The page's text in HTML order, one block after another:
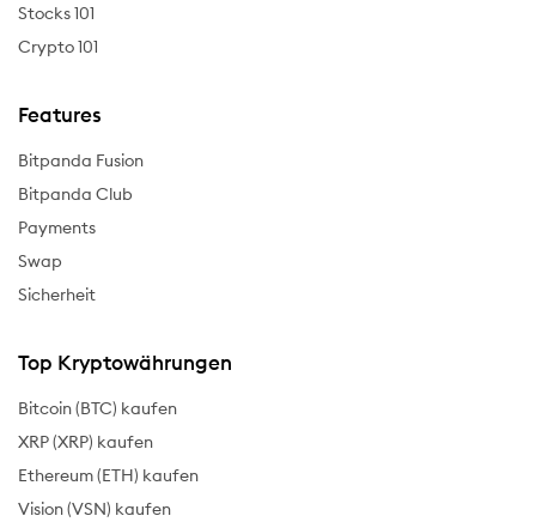
Stocks 101
Crypto 101
Features
Bitpanda Fusion
Bitpanda Club
Payments
Swap
Sicherheit
Top Kryptowährungen
Bitcoin (BTC) kaufen
XRP (XRP) kaufen
Ethereum (ETH) kaufen
Vision (VSN) kaufen